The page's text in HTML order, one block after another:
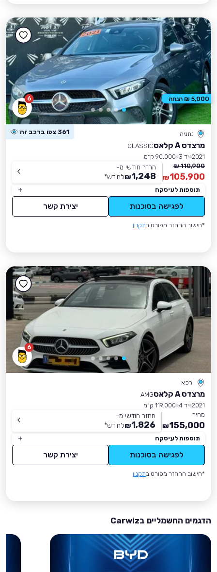
6
נתניה 361 צפו ברכב זה
מרצדס A קלאס
CLASSIC
2021 יד 3
90,000 ק״מ
110,900 ₪
105,900
₪
החזר חודשי מ-
1,248
₪לחודש*
תוספות לעיסקה
לפגישה בסוכנות יצירת קשר
*חישוב ההחזר מפורט בתקנון
5,000 ₪ הנחה
6
ירכא
מרצדס A קלאס
AMG
2021 יד 4
119,000 ק״מ
מחיר
155,000
₪
החזר חודשי מ-
1,826
₪לחודש*
תוספות לעיסקה
לפגישה בסוכנות יצירת קשר
*חישוב ההחזר מפורט בתקנון
הדגמים החשמליים בCarwiz